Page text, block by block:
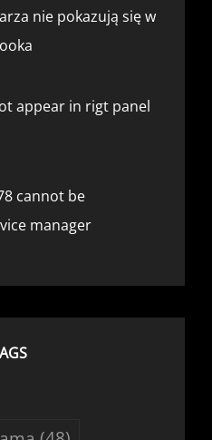
nie pokazują się w
appear in rigt panel
cannot be
manager